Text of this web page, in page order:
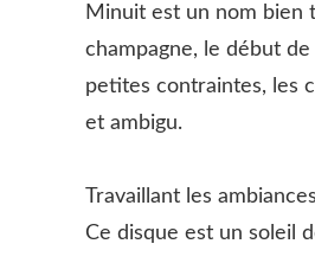
Minuit est un nom bien
champagne, le début
petites contraintes, les
et ambigu.
Travaillant les
Ce disque est un soleil